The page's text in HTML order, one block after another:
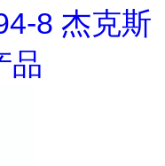
8 杰克斯
品